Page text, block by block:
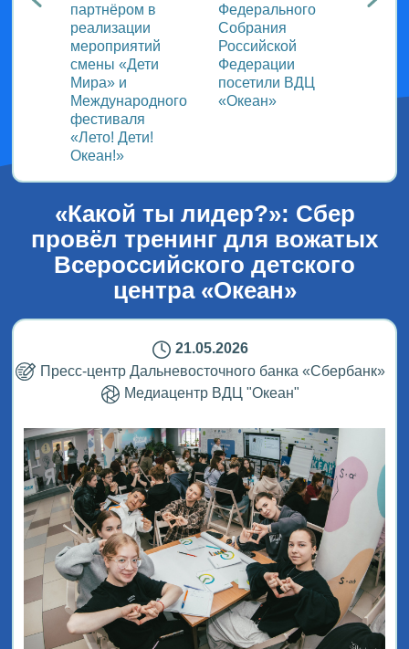
партнёром в
реализации
мероприятий
смены «Дети
Мира» и
Международного
фестиваля
«Лето! Дети!
Океан!»
Федерального
Собрания
Российской
Федерации
посетили ВДЦ
«Океан»
идеи
«Какой ты лидер?»: Сбер
провёл тренинг для вожатых
Всероссийского детского
центра «Океан»
21.05.2026
Пресс-центр Дальневосточного банка «Сбербанк»
Медиацентр ВДЦ "Океан"